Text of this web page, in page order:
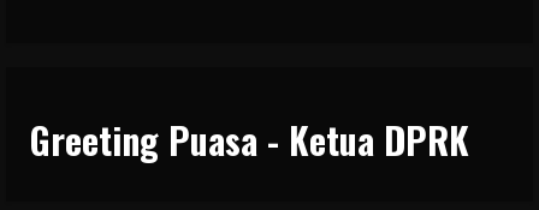
Greeting Puasa - Ketua DPRK